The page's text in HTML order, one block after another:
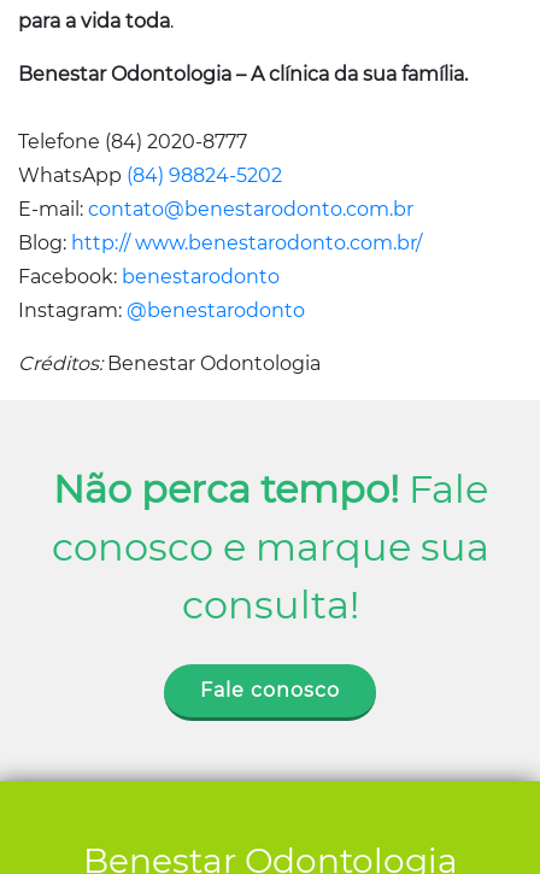
para a vida toda.
Benestar Odontologia – A clínica da sua família.
Telefone (84) 2020-8777
WhatsApp (84) 98824-5202
E-mail: contato@benestarodonto.com.br
Blog: http:// www.benestarodonto.com.br/
Facebook: benestarodonto
Instagram: @benestarodonto
Créditos:Benestar Odontologia
Não perca tempo! Fale
conosco e marque sua
consulta!
Fale conosco
Benestar Odontologia